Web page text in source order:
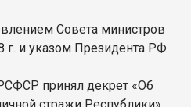
Совета министров
г. и указом Президента РФ
принял декрет «Об